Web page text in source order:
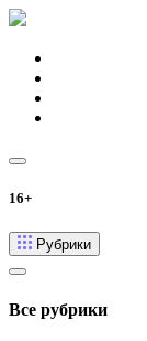
16+
Рубрики
Все рубрики